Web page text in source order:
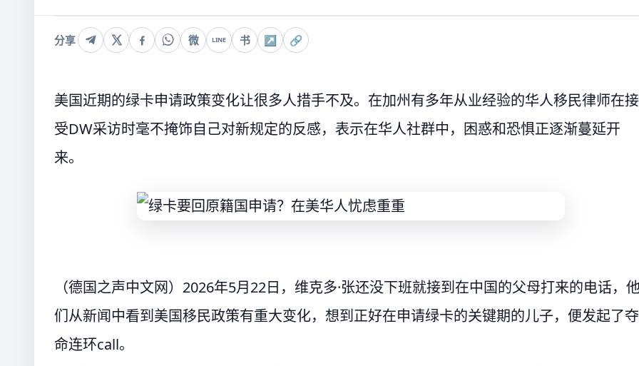
分享 微 LINE 书 ↗ 🔗
美国近期的绿卡申请政策变化让很多人措手不及。在加州有多年从业经验的华人移民律师在接
受DW采访时毫不掩饰自己对新规定的反感，表示在华人社群中，困惑和恐惧正逐渐蔓延开
来。
（德国之声中文网）2026年5月22日，维克多·张还没下班就接到在中国的父母打来的电话，
们从新闻中看到美国移民政策有重大变化，想到正好在申请绿卡的关键期的儿子，便发起了夺
命连环call。